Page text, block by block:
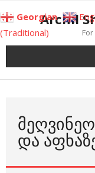
to
content
Archil
ᲓᲐ
Georgian
(Traditional)